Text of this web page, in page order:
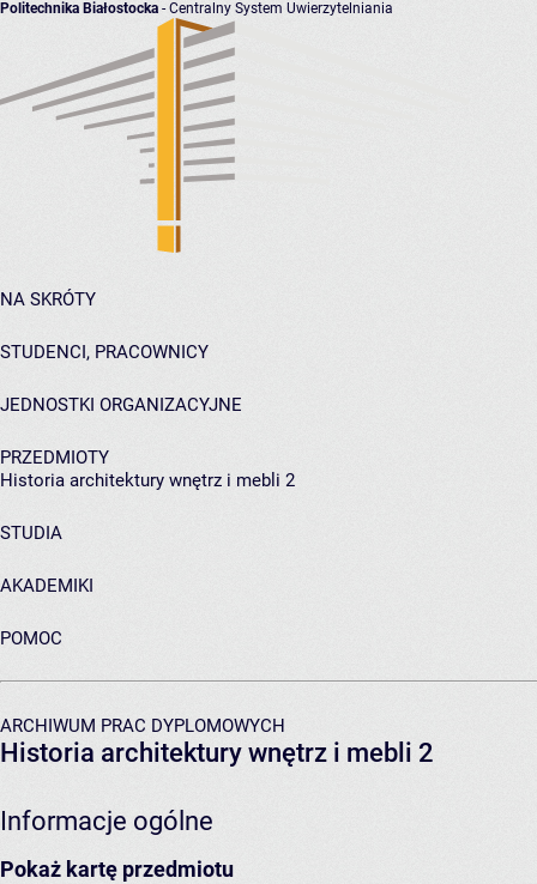
Politechnika Białostocka - Centralny System Uwierzytelniania
NA SKRÓTY
STUDENCI, PRACOWNICY
JEDNOSTKI ORGANIZACYJNE
PRZEDMIOTY
Historia architektury wnętrz i mebli 2
STUDIA
AKADEMIKI
POMOC
ARCHIWUM PRAC DYPLOMOWYCH
Historia architektury wnętrz i mebli 2
Informacje ogólne
Pokaż kartę przedmiotu